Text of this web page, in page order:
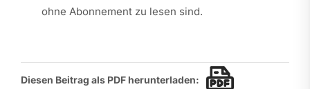
ohne Abonnement zu lesen sind.
Diesen Beitrag als PDF herunterladen: